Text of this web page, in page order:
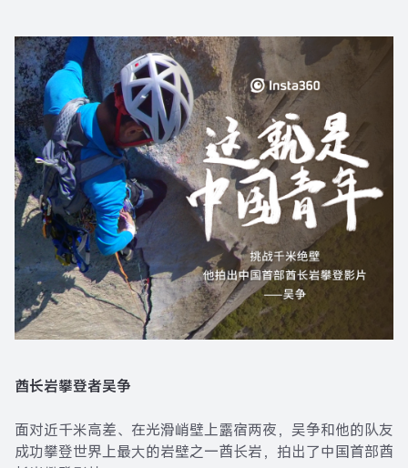
酋长岩攀登者吴争
面对近千米高差、在光滑峭壁上露宿两夜，吴争和他的队友
成功攀登世界上最大的岩壁之一酋长岩，拍出了中国首部酋